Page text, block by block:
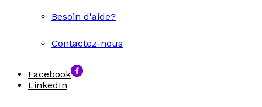
Besoin d'aide?
Contactez-nous
Facebook
LinkedIn